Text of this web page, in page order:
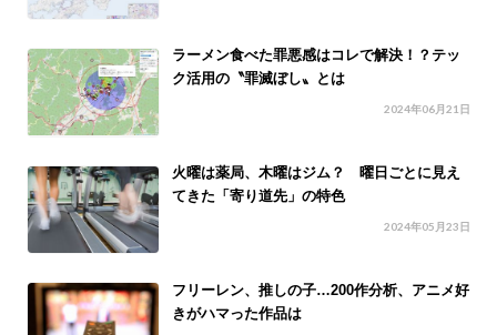
ラーメン食べた罪悪感はコレで解決！？テッ
ク活用の〝罪滅ぼし〟とは
2024年06月21日
火曜は薬局、木曜はジム？ 曜日ごとに見え
てきた「寄り道先」の特色
2024年05月23日
フリーレン、推しの子…200作分析、アニメ好
きがハマった作品は